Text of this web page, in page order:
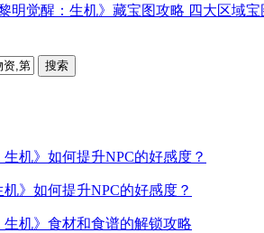
黎明觉醒：生机》藏宝图攻略 四大区域
机》如何提升NPC的好感度？